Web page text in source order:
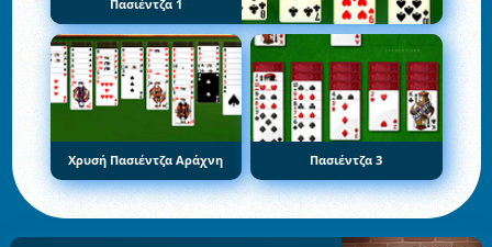
Πασιέντζα 1
Χρυσή Πασιέντζα Αράχνη Πασιέντζα 3